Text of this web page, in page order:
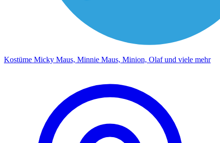
Kostüme Micky Maus, Minnie Maus, Minion, Olaf und viele mehr